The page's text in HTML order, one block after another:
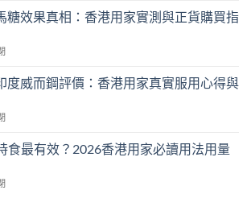
糖效果真相：香港用家實測與正貨購買指
度威而鋼評價：香港用家真實服用心得與
食最有效？2026香港用家必讀用法用量